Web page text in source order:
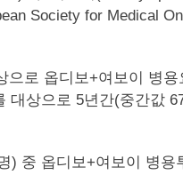
Society for Medical
로 옵디보+여보이 병
상으로 5년간(중간값
중 옵디보+여보이 병